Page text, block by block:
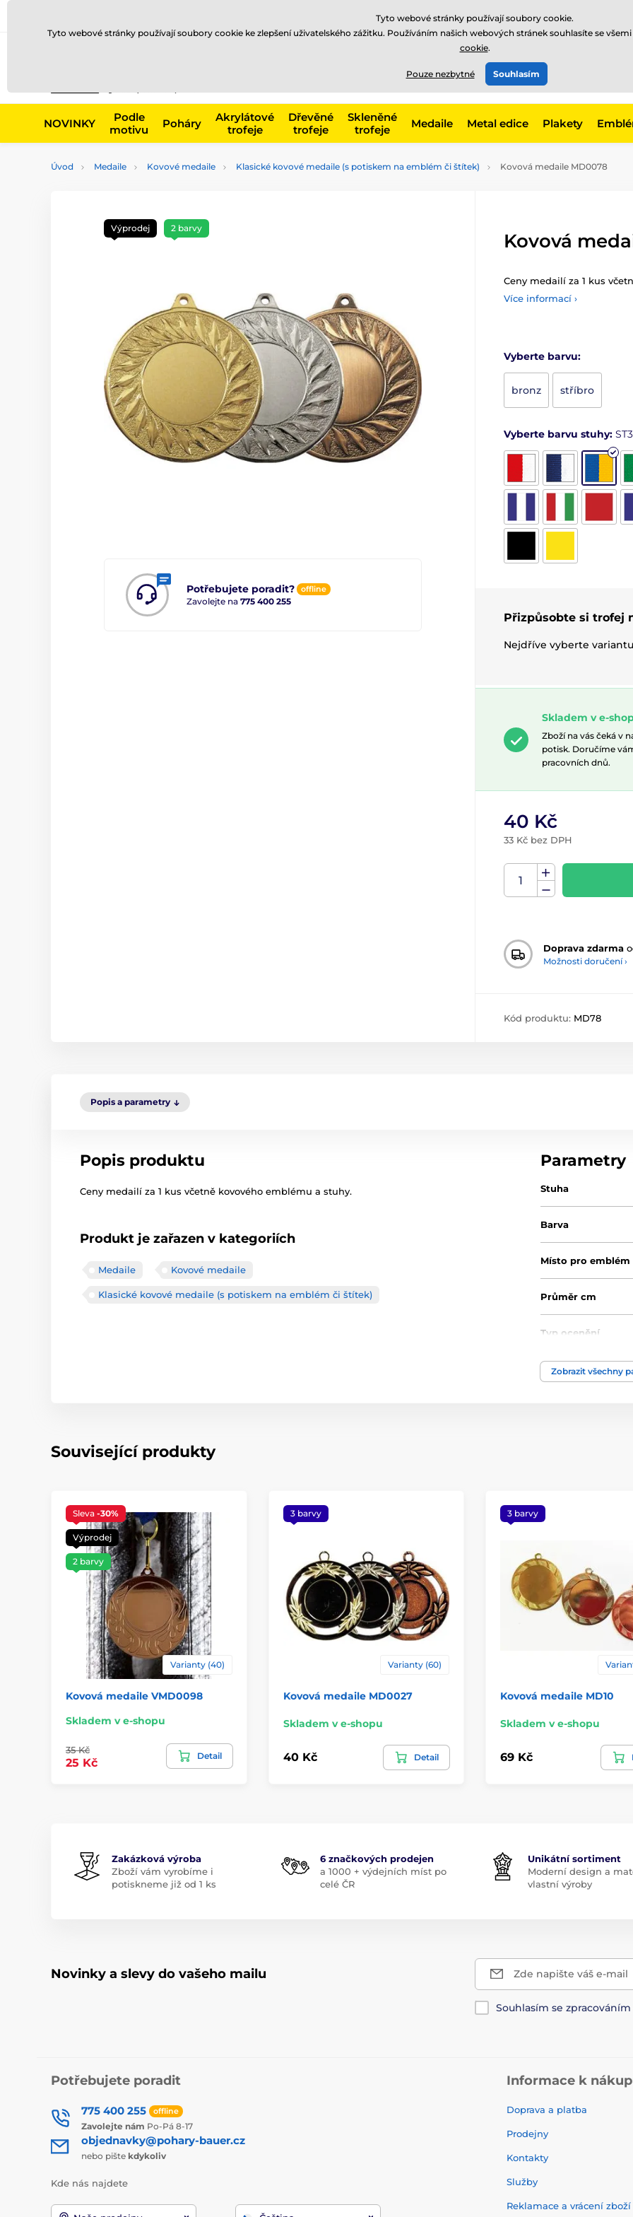
775 400 255
Zavolejte nám
NOVINKY
Podle
motivu
Poháry
Akrylátové
trofeje
Dřevěné
trofeje
Skleněné
trofeje
Medaile Metal edice Plakety
Úvod Medaile Kovové medaile Klasické kovové medaile (s potiskem na emblém či štítek) Kovová medaile MD0078
Potřebujete poradit? offline
Zavolejte na 775 400 255
Výprodej 2 barvy
Kovová
Ceny medailí za 1 kus
Více informací ›
Vyberte barvu:
bronz stříbro
Vyberte barvu stuhy: ST3
Přizpůsobte si trofej
Nejdříve vyberte variantu
Skladem v e-
Zboží na vás čeká v
potisk. Doručíme
pracovních dnů.
40 Kč
33 Kč bez DPH
Doprava zdarma
Možnosti doručení ›
Kód produktu: MD78
Popis a parametry
Popis produktu
Ceny medailí za 1 kus včetně kovového emblému a stuhy.
Produkt je zařazen v kategoriích
Medaile Kovové medaile
Klasické kovové medaile (s potiskem na emblém či štítek)
Parametry
Stuha
Barva
Místo pro emblém
Průměr cm
Typ ocenění
Materiál
Zobrazit všechny
Související produkty
Sleva -30%
Výprodej
2 barvy
Varianty (40)
Kovová medaile VMD0098
Skladem v e-shopu
35 Kč
25 Kč
Detail
3 barvy
Varianty (60)
Kovová medaile MD0027
Skladem v e-shopu
40 Kč Detail
3 barvy
Kovová medaile MD10
Skladem v e-shopu
69 Kč
Zakázková výroba
Zboží vám vyrobíme i
potiskneme již od 1 ks
6 značkových prodejen
a 1000 + výdejních míst po
celé ČR
Unikátní sortiment
Moderní design a
vlastní výroby
Novinky a slevy do vašeho mailu Zde napište váš e-mail
Souhlasím se zpracováním
Potřebujete poradit
775 400 255 offline
Zavolejte nám Po-Pá 8-17
objednavky@pohary-bauer.cz
nebo pište kdykoliv
Kde nás najdete
Informace k
Doprava a platba
Prodejny
Kontakty
Služby
Reklamace a vrácení zboží
Tyto webové stránky používají soubory cookie.
Tyto webové stránky používají soubory cookie ke zlepšení uživatelského zážitku. Používáním našich webových stránek souhlasíte se
cookie.
Pouze nezbytné Souhlasím